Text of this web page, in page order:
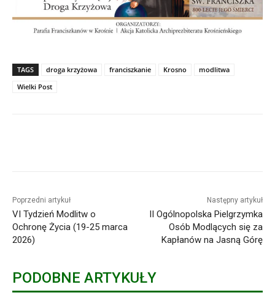
TAGS droga krzyżowa franciszkanie Krosno
modlitwa
Wielki Post
Poprzedni artykuł
VI Tydzień Modlitw o
Ochronę Życia (19-25 marca
2026)
Następny artykuł
II Ogólnopolska Pielgrzymka
Osób Modlących się za
Kapłanów na Jasną Górę
PODOBNE ARTYKUŁY